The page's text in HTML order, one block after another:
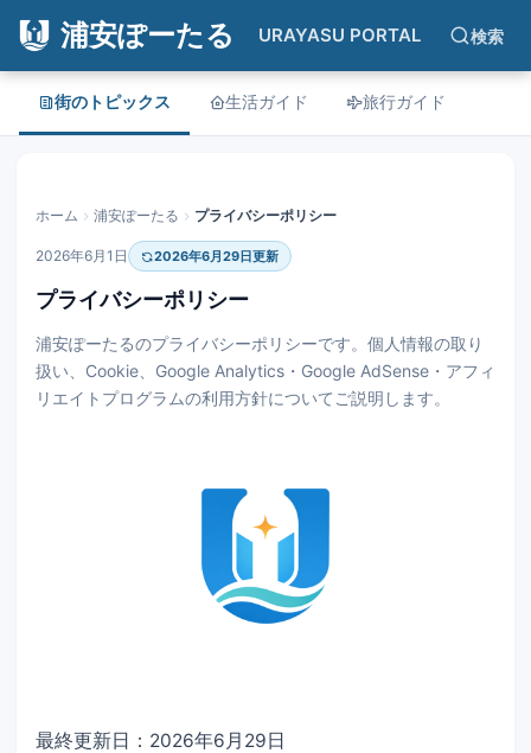
浦安ぽーたる URAYASU PORTAL 検索
街のトピックス 生活ガイド 旅行ガイド
ホーム 浦安ぽーたる プライバシーポリシー
2026年6月1日 2026年6月29日更新
プライバシーポリシー
浦安ぽーたるのプライバシーポリシーです。個人情報の取り
扱い、Cookie、Google Analytics・Google AdSense・アフィ
リエイトプログラムの利用方針についてご説明します。
最終更新日：2026年6月29日